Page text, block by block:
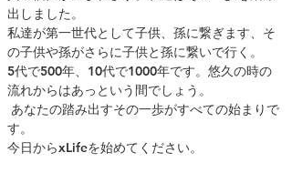
出しました。
私達が第一世代として子供、孫に繋ぎます、そ
の子供や孫がさらに子供と孫に繋いで行く。
5代で500年、10代で1000年です。 悠久の時の
流れからはあっという間でしょう。
あなたの踏み出すその一歩がすべての始まりで
す。
今日からxLifeを始めてください。